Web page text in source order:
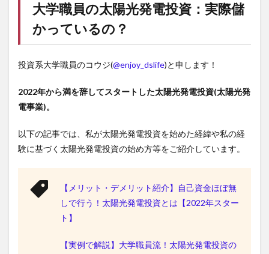
大学職員の太陽光発電投資：実際儲
かっているの？
投資系大学職員のコウジ(@enjoy_dslife)と申します！
2022年から満を辞してスタートした太陽光発電投資(太陽光発
電事業)。
以下の記事では、私が太陽光発電投資を始めた経緯や私の経
験に基づく太陽光発電投資の始め方等をご紹介しています。
【メリット・デメリット紹介】自己資金ほぼ無
しで行う！太陽光発電投資とは【2022年スター
ト】
【実例で解説】大学職員流！太陽光発電投資の